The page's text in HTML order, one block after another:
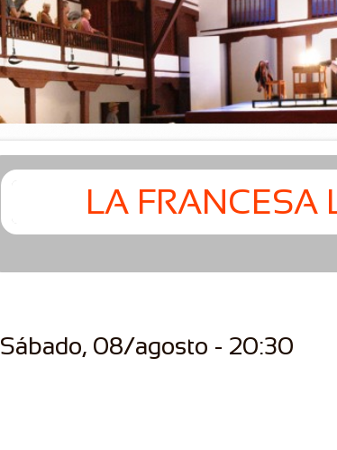
LA FRANCESA
Sábado, 08/agosto - 20:30